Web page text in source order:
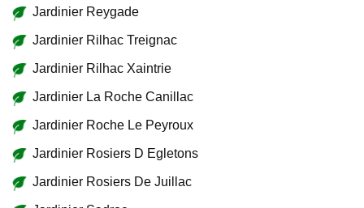
Jardinier Reygade
Jardinier Rilhac Treignac
Jardinier Rilhac Xaintrie
Jardinier La Roche Canillac
Jardinier Roche Le Peyroux
Jardinier Rosiers D Egletons
Jardinier Rosiers De Juillac